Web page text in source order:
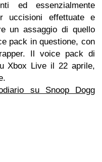
ed essenzialmente
uccisioni effettuate e
un assaggio di quello
pack in questione, con
Il voice pack di
Xbox Live il 22 aprile,
su Snoop Dogg